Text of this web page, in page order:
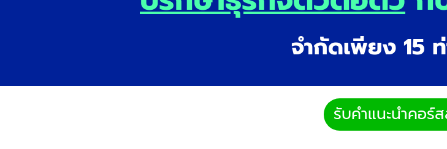
จำกัดเพียง 15
รับคำแนะนำคอร์